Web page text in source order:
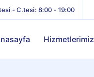
- C.tesi: 8:00 - 19:00
Hizmetlerimiz